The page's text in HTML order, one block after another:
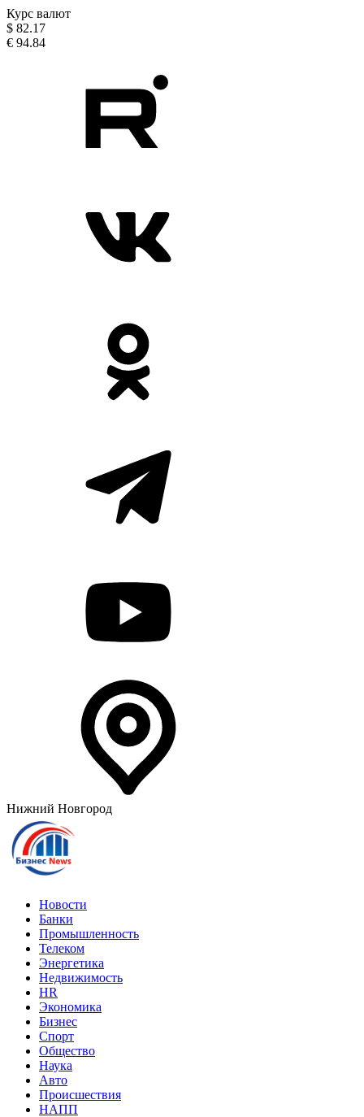
Курс валют
$ 82.17
€ 94.84
Нижний Новгород
Новости
Банки
Промышленность
Телеком
Энергетика
Недвижимость
HR
Экономика
Бизнес
Спорт
Общество
Наука
Авто
Происшествия
НАПП